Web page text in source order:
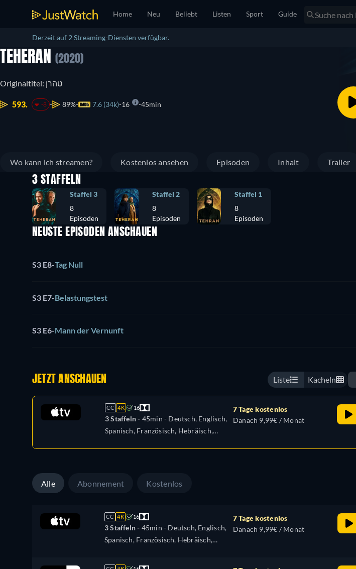
Home Neu Beliebt Listen Sport Guide
Derzeit auf 2 Streaming-Diensten verfügbar.
TEHERAN (2020)
Originaltitel: טהרן
593. -8 89% 7.6 (34k) 16 45min
Wo kann ich streamen? Kostenlos ansehen Episoden Inhalt Trailer
3 STAFFELN
Staffel 3
8
Episoden
Staffel 2
8
Episoden
Staffel 1
8
Episoden
NEUSTE EPISODEN ANSCHAUEN
S3 E8-Tag Null
S3 E7-Belastungstest
S3 E6-Mann der Vernunft
JETZT ANSCHAUEN Liste Kacheln
CC 4K 16
3 Staffeln - 45min - Deutsch, Englisch,
Spanisch, Französisch, Hebräisch,
7 Tage kostenlos
Danach 9,99€ / Monat
Alle Abonnement Kostenlos
CC 4K 16
3 Staffeln - 45min - Deutsch, Englisch,
Spanisch, Französisch, Hebräisch,
Russisch
7 Tage kostenlos
Danach 9,99€ / Monat